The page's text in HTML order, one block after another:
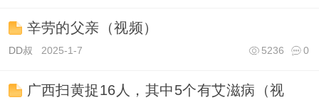
辛劳的父亲（视频）
DD叔 2025-1-7 0
5236
广西扫黄捉16人，其中5个有艾滋病（视